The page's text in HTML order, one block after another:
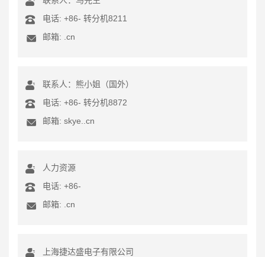
电话: +86- 转分机8211
邮箱: .cn
联系人：熊小姐（国外）
电话: +86- 转分机8872
邮箱: skye..cn
人力资源
电话: +86-
邮箱: .cn
上海捷达盛电子有限公司